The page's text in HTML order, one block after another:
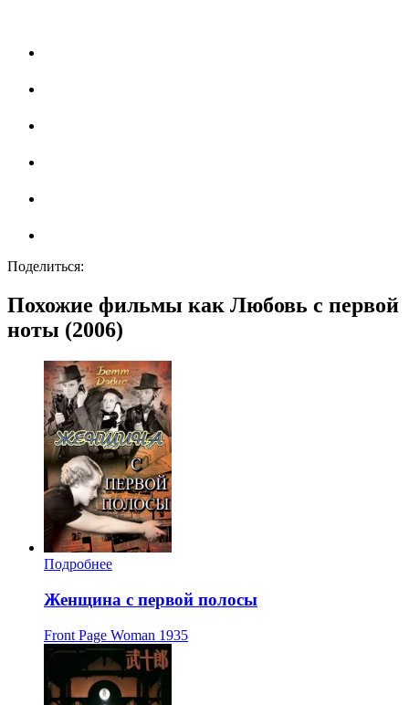
Поделиться:
Похожие фильмы как Любовь с первой
ноты (2006)
Подробнее
Женщина с первой полосы
Front Page Woman 1935